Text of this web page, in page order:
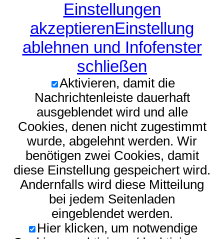
Einstellungen
akzeptierenEinstellung
ablehnen und Infofenster
schließen
Aktivieren, damit die
Nachrichtenleiste dauerhaft
ausgeblendet wird und alle
Cookies, denen nicht zugestimmt
wurde, abgelehnt werden. Wir
benötigen zwei Cookies, damit
diese Einstellung gespeichert wird.
Andernfalls wird diese Mitteilung
bei jedem Seitenladen
eingeblendet werden.
Hier klicken, um notwendige